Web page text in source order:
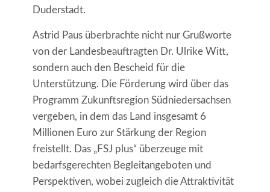
Duderstadt.
Astrid Paus überbrachte nicht nur Grußworte
von der Landesbeauftragten Dr. Ulrike Witt,
sondern auch den Bescheid für die
Unterstützung. Die Förderung wird über das
Programm Zukunftsregion Südniedersachsen
vergeben, in dem das Land insgesamt 6
Millionen Euro zur Stärkung der Region
freistellt. Das „FSJ plus“ überzeuge mit
bedarfsgerechten Begleitangeboten und
Perspektiven, wobei zugleich die Attraktivität